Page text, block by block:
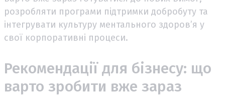
розробляти програми підтримки добробуту та
інтегрувати культуру ментального здоров’я у
свої корпоративні процеси.
Рекомендації для бізнесу: що
варто зробити вже зараз